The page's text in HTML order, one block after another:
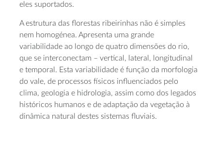
eles suportados.
A estrutura das florestas ribeirinhas não é simples
nem homogénea. Apresenta uma grande
variabilidade ao longo de quatro dimensões do rio,
que se interconectam – vertical, lateral, longitudinal
e temporal. Esta variabilidade é função da morfologia
do vale, de processos físicos influenciados pelo
clima, geologia e hidrologia, assim como dos legados
históricos humanos e de adaptação da vegetação à
dinâmica natural destes sistemas fluviais.